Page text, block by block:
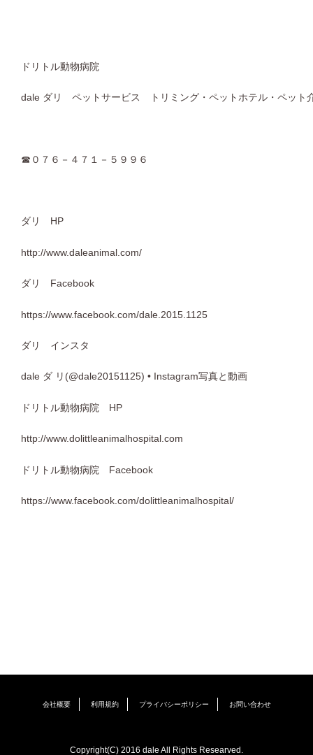
ドリトル動物病院
dale ダリ ペットサービス トリミング・ペットホテル・ペット
☎０７６－４７１－５９９６
ダリ HP
http://www.daleanimal.com/
ダリ Facebook
https://www.facebook.com/dale.2015.1125
ダリ インスタ
dale ダ リ(@dale20151125) • Instagram写真と動画
ドリトル動物病院 HP
http://www.dolittleanimalhospital.com
ドリトル動物病院 Facebook
https://www.facebook.com/dolittleanimalhospital/
会社概要 利用規約 プライバシーポリシー お問い合わせ
Copyright(C) 2016 dale All Rights Researved.